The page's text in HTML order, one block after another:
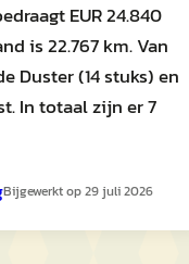
EUR 24.840
is 22.767 km. Van
Duster (14 stuks) en
In totaal zijn er 7
Bijgewerkt op29 juli 2026